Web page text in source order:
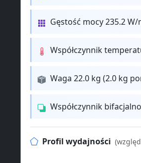
Gęstość mocy 235.2
Współczynnik
Waga 22.0 kg (2.0 kg
Współczynnik
Profil wydajności